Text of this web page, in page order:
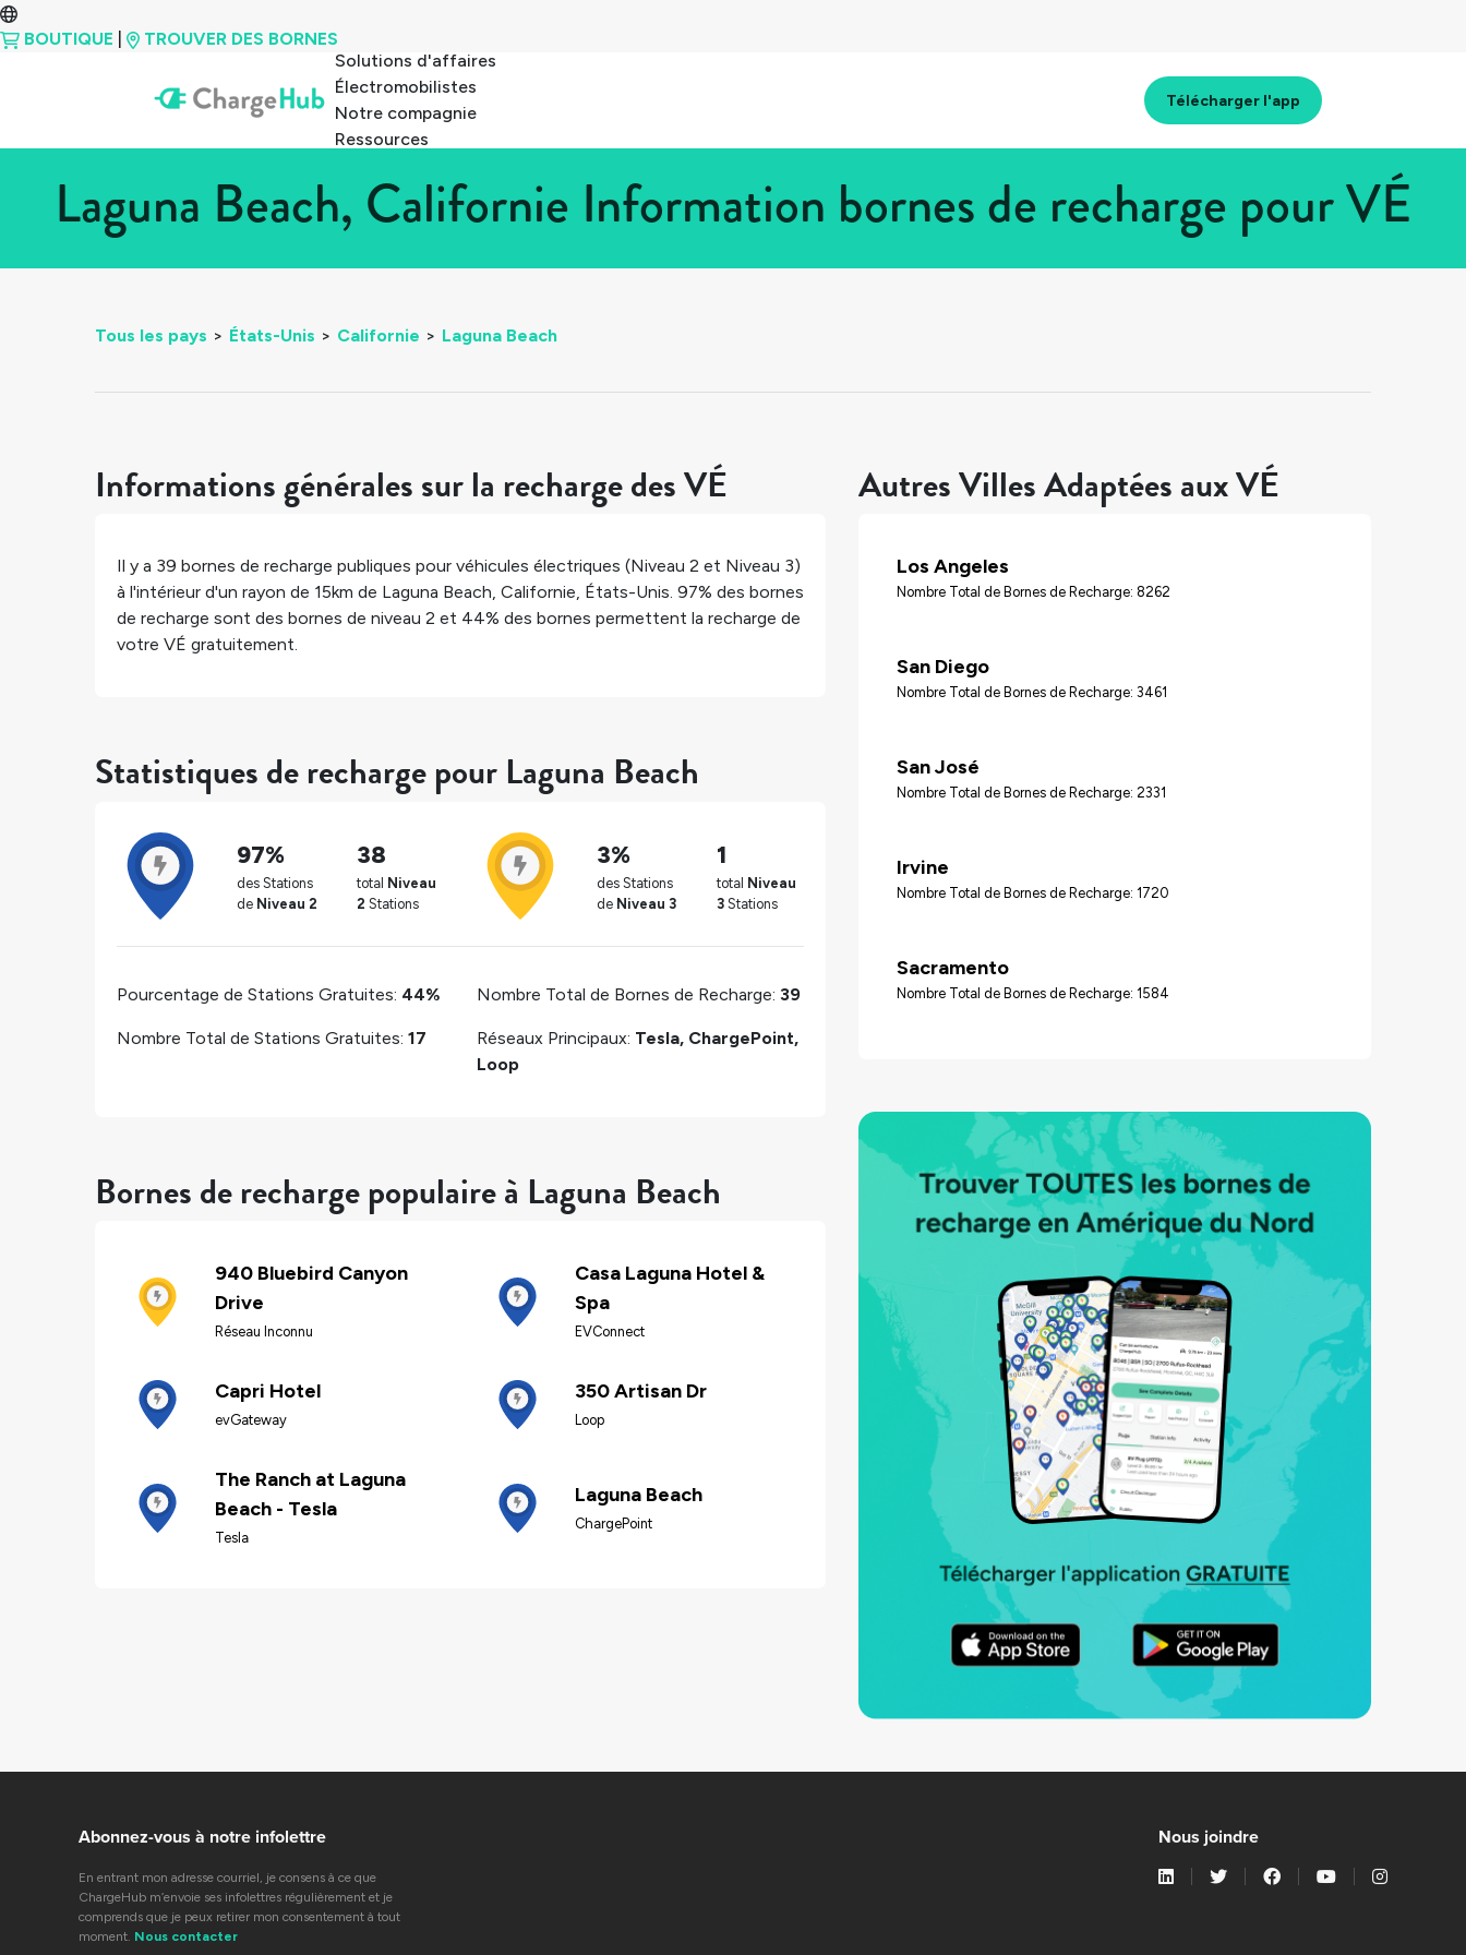
BOUTIQUE
TROUVER DES BORNES
Solutions d'affaires
Électromobilistes
Notre compagnie
Ressources
Télécharger l'app
Laguna Beach, Californie Information bornes de recharge pour VÉ
Tous les pays > États-Unis > Californie > Laguna Beach
Informations générales sur la recharge des VÉ
Il y a 39 bornes de recharge publiques pour véhicules électriques (Niveau 2 et Niveau 3)
à l'intérieur d'un rayon de 15km de Laguna Beach, Californie, États-Unis. 97% des bornes
de recharge sont des bornes de niveau 2 et 44% des bornes permettent la recharge de
votre VÉ gratuitement.
Statistiques de recharge pour Laguna Beach
97%
des Stations
de Niveau 2
38
total Niveau
2 Stations
3%
des Stations
de Niveau 3
1
total Niveau
3 Stations
Pourcentage de Stations Gratuites: 44%
Nombre Total de Stations Gratuites: 17
Nombre Total de Bornes de Recharge: 39
Réseaux Principaux: Tesla, ChargePoint,
Loop
Bornes de recharge populaire à Laguna Beach
940 Bluebird Canyon
Drive
Réseau Inconnu
Casa Laguna Hotel &
Spa
EVConnect
Capri Hotel
evGateway
350 Artisan Dr
Loop
The Ranch at Laguna
Beach - Tesla
Tesla
Laguna Beach
ChargePoint
Autres Villes Adaptées aux VÉ
Los Angeles
Nombre Total de Bornes de Recharge: 8262
San Diego
Nombre Total de Bornes de Recharge: 3461
San José
Nombre Total de Bornes de Recharge: 2331
Irvine
Nombre Total de Bornes de Recharge: 1720
Sacramento
Nombre Total de Bornes de Recharge: 1584
Abonnez-vous à notre infolettre
En entrant mon adresse courriel, je consens à ce que
ChargeHub m’envoie ses infolettres régulièrement et je
comprends que je peux retirer mon consentement à tout
moment. Nous contacter
Nous joindre